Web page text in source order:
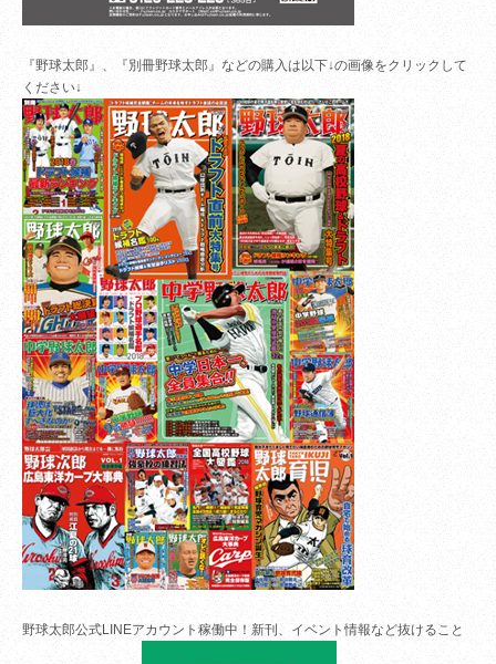
『野球太郎』、『別冊野球太郎』などの購入は以下↓の画像をクリックして
ください↓
野球太郎公式LINEアカウント稼働中！新刊、イベント情報など抜けること